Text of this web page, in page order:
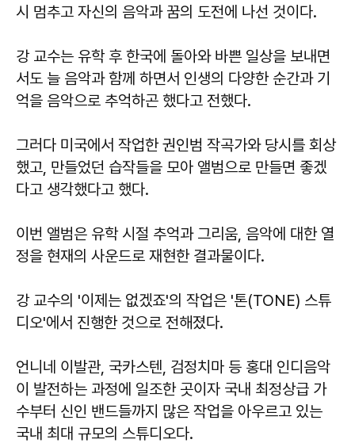
시 멈추고 자신의 음악과 꿈의 도전에 나선 것이다.
강 교수는 유학 후 한국에 돌아와 바쁜 일상을 보내면
서도 늘 음악과 함께 하면서 인생의 다양한 순간과 기
억을 음악으로 추억하곤 했다고 전했다.
그러다 미국에서 작업한 권인범 작곡가와 당시를 회상
했고, 만들었던 습작들을 모아 앨범으로 만들면 좋겠
다고 생각했다고 했다.
이번 앨범은 유학 시절 추억과 그리움, 음악에 대한 열
정을 현재의 사운드로 재현한 결과물이다.
강 교수의 '이제는 없겠죠'의 작업은 '톤(TONE) 스튜
디오'에서 진행한 것으로 전해졌다.
언니네 이발관, 국카스텐, 검정치마 등 홍대 인디음악
이 발전하는 과정에 일조한 곳이자 국내 최정상급 가
수부터 신인 밴드들까지 많은 작업을 아우르고 있는
국내 최대 규모의 스튜디오다.